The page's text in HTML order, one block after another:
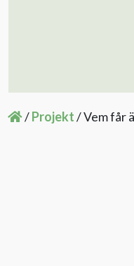
/Projekt/Vem får